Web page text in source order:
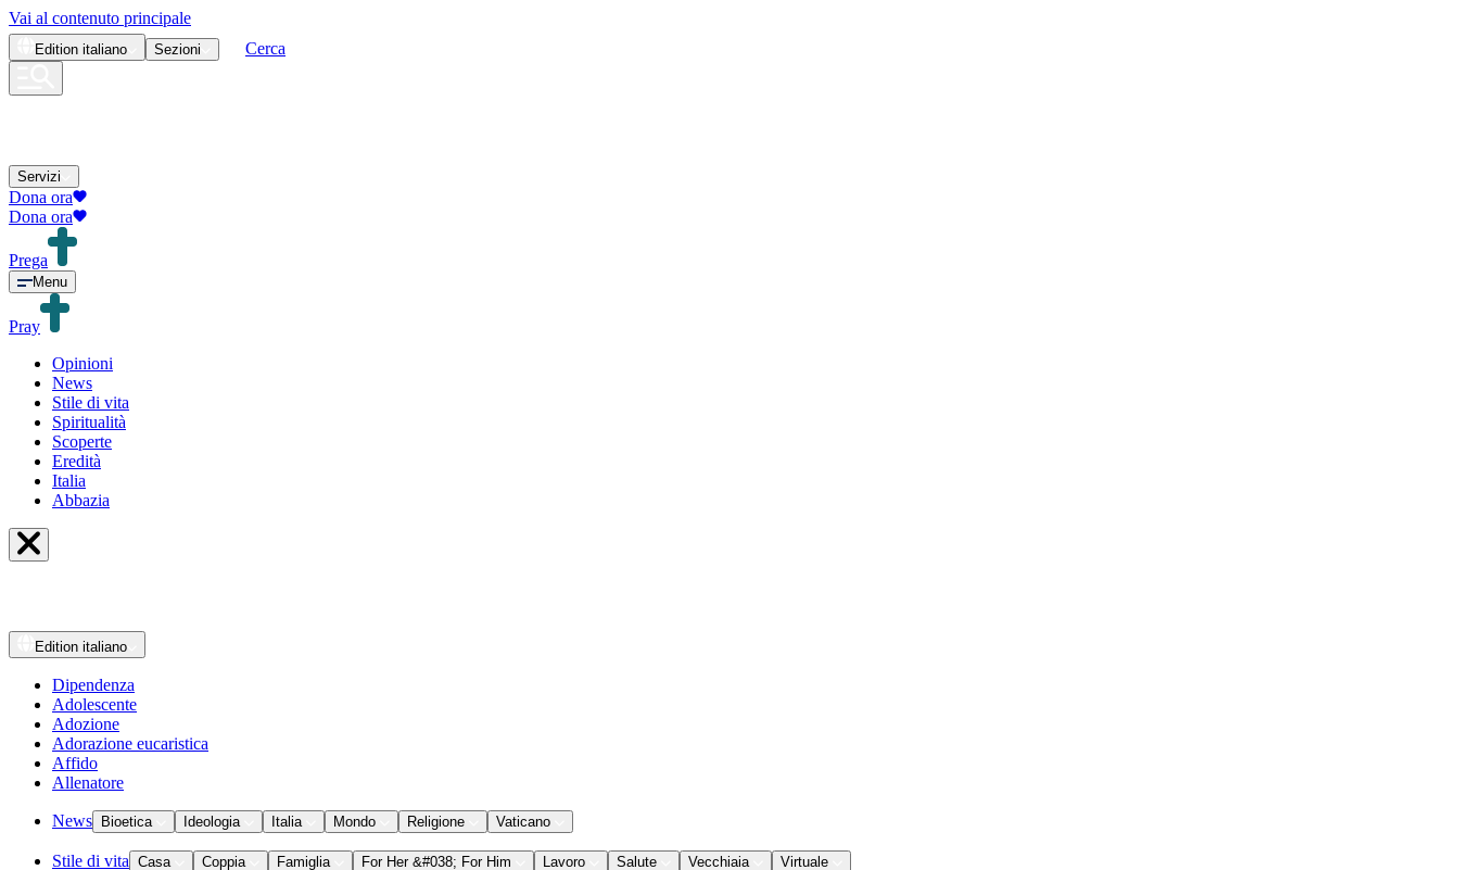
Vai al contenuto principale
Edition italiano Sezioni Cerca
Servizi
Dona ora
Dona ora
Prega
Menu
Pray
Opinioni
News
Stile di vita
Spiritualità
Scoperte
Eredità
Italia
Abbazia
Edition italiano
Dipendenza
Adolescente
Adozione
Adorazione eucaristica
Affido
Allenatore
News Bioetica Ideologia Italia Mondo Religione Vaticano
Stile di vita Casa Coppia Famiglia For Her &#038; For Him Lavoro Salute Vecchiaia Virtuale